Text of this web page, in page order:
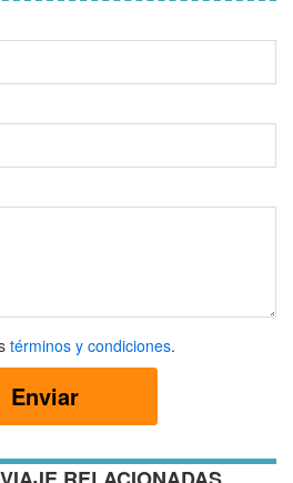
términos y condiciones.
Enviar